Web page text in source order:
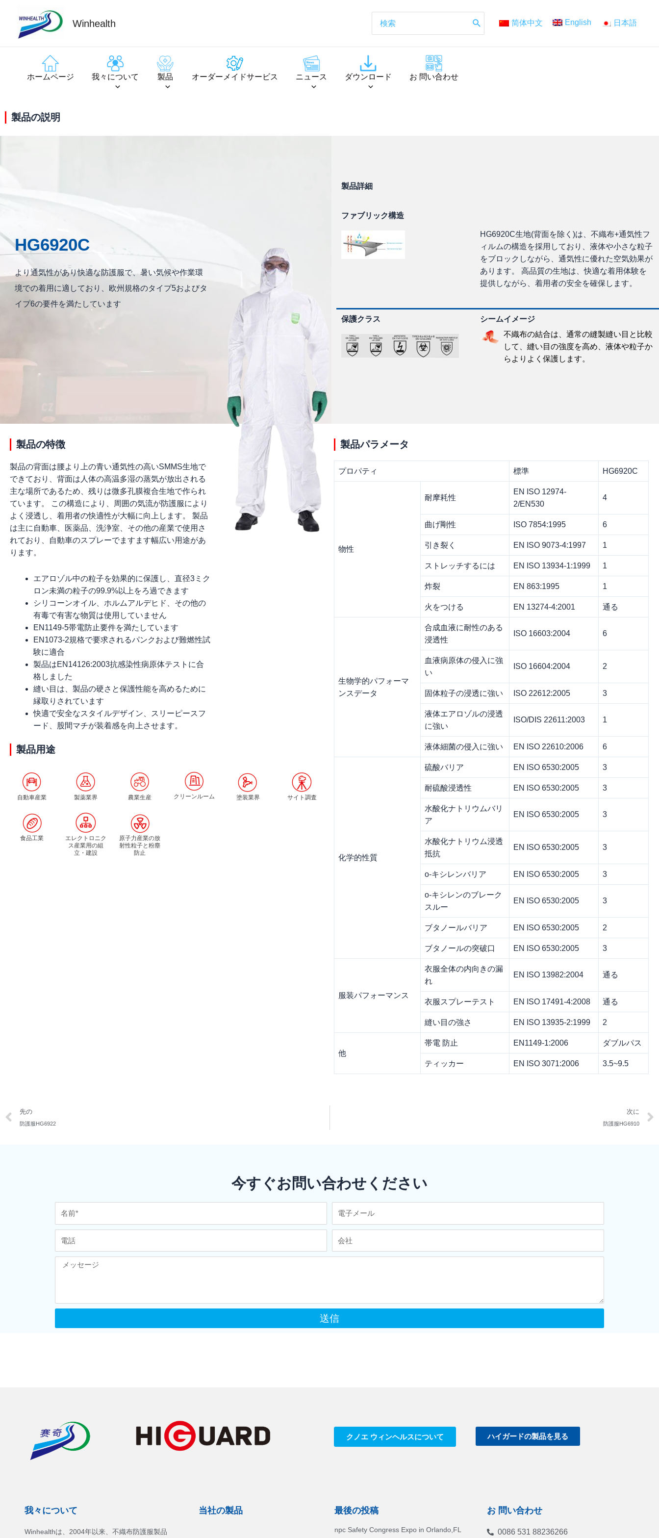
Winhealth 简体中文 English 日本語
ホームページ 我々について 製品 オーダーメイドサービス ニュース ダウンロード お 問い合わせ
製品の説明
HG6920C
より通気性があり快適な防護服で、暑い気候や作業環
境での着用に適しており、欧州規格のタイプ5およびタ
イプ6の要件を満たしています
製品詳細
ファブリック構造
HG6920C生地(背面を除く)は、不織布+通気性フ
ィルムの構造を採用しており、液体や小さな粒子
をブロックしながら、通気性に優れた空気効果が
あります。 高品質の生地は、快適な着用体験を
提供しながら、着用者の安全を確保します。
保護クラス
シームイメージ
不織布の結合は、通常の縫製縫い目と比較
して、縫い目の強度を高め、液体や粒子か
らよりよく保護します。
製品の特徴
製品の背面は腰より上の青い通気性の高いSMMS生地で
できており、背面は人体の高温多湿の蒸気が放出される
主な場所であるため、残りは微多孔膜複合生地で作られ
ています。 この構造により、周囲の気流が防護服により
よく浸透し、着用者の快適性が大幅に向上します。 製品
は主に自動車、医薬品、洗浄室、その他の産業で使用さ
れており、自動車のスプレーでますます幅広い用途があ
ります。
エアロゾル中の粒子を効果的に保護し、直径3ミク
ロン未満の粒子の99.9%以上をろ過できます
シリコーンオイル、ホルムアルデヒド、その他の
有毒で有害な物質は使用していません
EN1149-5帯電防止要件を満たしています
EN1073-2規格で要求されるパンクおよび難燃性試
験に適合
製品はEN14126:2003抗感染性病原体テストに合
格しました
縫い目は、製品の硬さと保護性能を高めるために
縁取りされています
快適で安全なスタイルデザイン、スリーピースフ
ード、股間マチが装着感を向上させます。
製品用途
自動車産業 製薬業界 農業生産 クリーンルーム 塗装業界 サイト調査
食品工業
エレクトロニク
ス産業用の組
立・建設
原子力産業の放
射性粒子と粉塵
防止
製品パラメータ
プロパティ 標準 HG6920C
物性
耐摩耗性
EN ISO 12974-
2/EN530
4
曲げ剛性 ISO 7854:1995 6
引き裂く EN ISO 9073-4:1997 1
ストレッチするには EN ISO 13934-1:1999 1
炸裂 EN 863:1995 1
火をつける EN 13274-4:2001 通る
生物学的パフォーマ
ンスデータ
合成血液に耐性のある
浸透性
ISO 16603:2004 6
血液病原体の侵入に強
い
ISO 16604:2004 2
固体粒子の浸透に強い ISO 22612:2005 3
液体エアロゾルの浸透
に強い
ISO/DIS 22611:2003 1
液体細菌の侵入に強い EN ISO 22610:2006 6
化学的性質
硫酸バリア EN ISO 6530:2005 3
耐硫酸浸透性 EN ISO 6530:2005 3
水酸化ナトリウムバリ
ア
EN ISO 6530:2005 3
水酸化ナトリウム浸透
抵抗
EN ISO 6530:2005 3
o-キシレンバリア EN ISO 6530:2005 3
o-キシレンのブレーク
スルー
EN ISO 6530:2005 3
ブタノールバリア EN ISO 6530:2005 2
ブタノールの突破口 EN ISO 6530:2005 3
服装パフォーマンス
衣服全体の内向きの漏
れ
EN ISO 13982:2004 通る
衣服スプレーテスト EN ISO 17491-4:2008 通る
縫い目の強さ EN ISO 13935-2:1999 2
他
帯電 防止 EN1149-1:2006 ダブルパス
ティッカー EN ISO 3071:2006 3.5~9.5
先の
防護服HG6922
次に
防護服HG6910
今すぐお問い合わせください
送信
クノエ ウィンヘルスについて ハイガードの製品を見る
我々について
Winhealthは、2004年以来、不織布防護服製品
当社の製品 最後の投稿
npc Safety Congress Expo in Orlando,FL
お 問い合わせ
0086 531 88236266